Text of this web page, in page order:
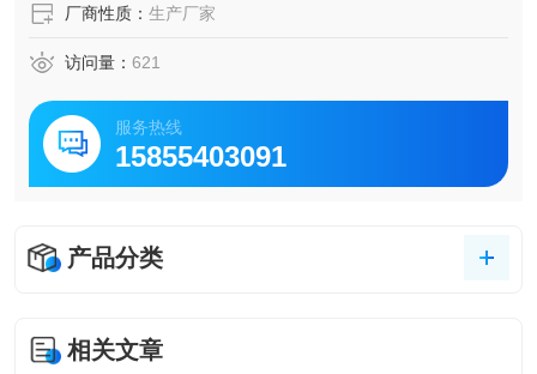
厂商性质： 生产厂家
访问量： 621
服务热线
15855403091
产品分类
相关文章